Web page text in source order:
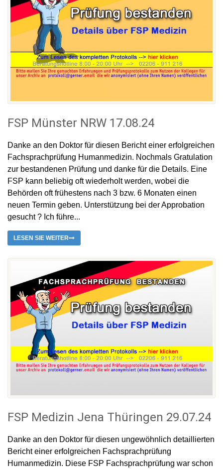
FSP Münster NRW 17.08.24
Danke an den Doktor für diesen Bericht einer erfolgreichen
Fachsprachprüfung Humanmedizin. Nochmals Gratulation
zur bestandenen Prüfung und danke für die Details. Eine
FSP kann beliebig oft wiederholt werden, wobei die
Behörden oft frühestens nach 3 bzw. 6 Monaten einen
neuen Termin geben. Unterstützung bei der Approbation
gesucht ? Ich führe...
LESEN SIE WEITER
FSP Medizin Jena Thüringen 29.07.24
Danke an den Doktor für diesen ungewöhnlich detaillierten
Bericht einer erfolgreichen Fachsprachprüfung
Humanmedizin. Diese FSP Fachsprachprüfung war schon